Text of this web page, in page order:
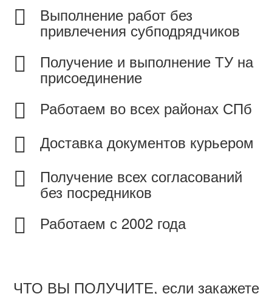
Выполнение работ без
привлечения субподрядчиков
Получение и выполнение ТУ на
присоединение
Работаем во всех районах СПб
Доставка документов курьером
Получение всех согласований
без посредников
Работаем с 2002 года
ЧТО ВЫ ПОЛУЧИТЕ, если закажете